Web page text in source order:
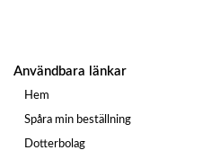
Användbara länkar
Hem
Spåra min beställning
Dotterbolag